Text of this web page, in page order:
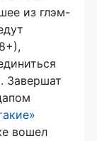
из глэм-
Завершат
вошел